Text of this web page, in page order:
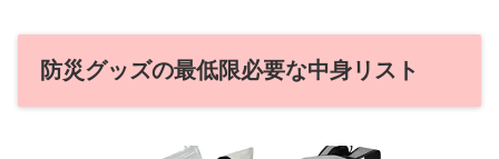
防災グッズの最低限必要な中身リスト